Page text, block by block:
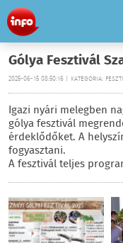
Gólya Fesztivál
2025-06-15 08:50:16 | KATEGÓRIA:
Igazi nyári melegben
gólya fesztivál
érdeklődőket. A
fogyasztani.
A fesztivál teljes